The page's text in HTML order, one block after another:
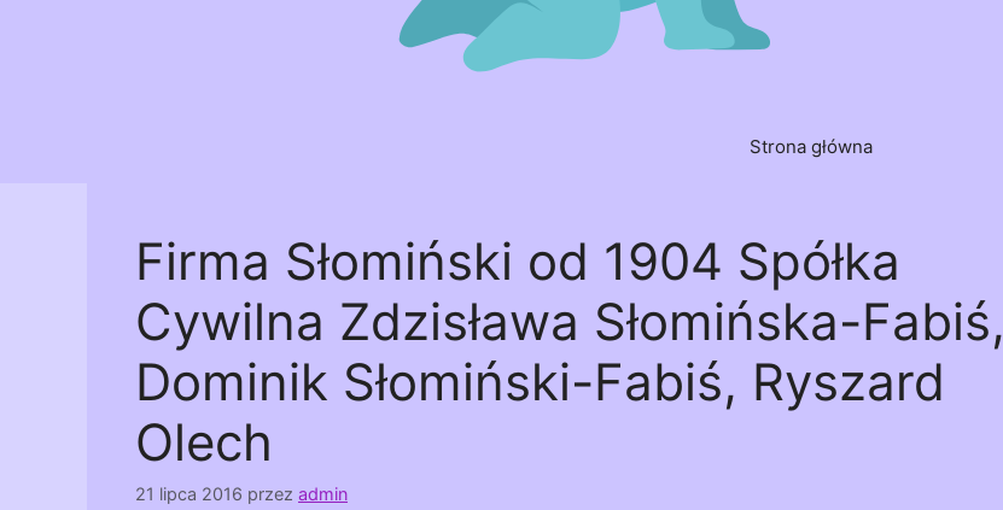
Strona główna
Firma Słomiński od 1904 Spółka
Cywilna Zdzisława Słomińska-Fabiś,
Dominik Słomiński-Fabiś, Ryszard
Olech
21 lipca 2016 przez admin